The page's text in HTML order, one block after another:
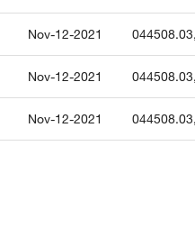
Nov-12-2021 044508.03,
Nov-12-2021 044508.03,
Nov-12-2021 044508.03,